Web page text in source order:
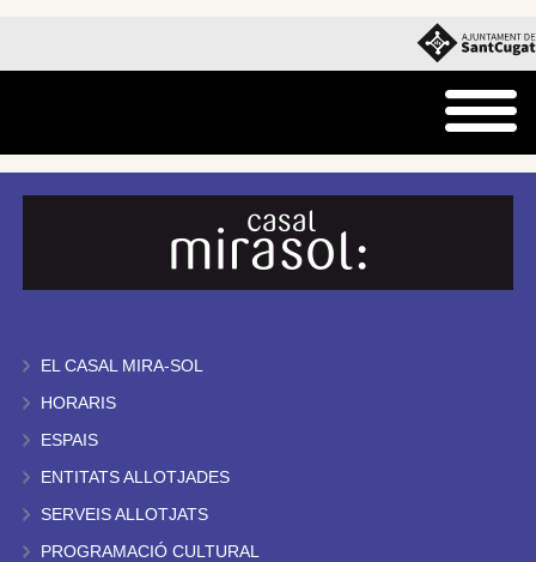
EL CASAL MIRA-SOL
HORARIS
ESPAIS
ENTITATS ALLOTJADES
SERVEIS ALLOTJATS
PROGRAMACIÓ CULTURAL